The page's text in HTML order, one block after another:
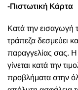
-Πιστωτική Κάρτα
Κατά την εισαγωγή
τράπεζα δεσμεύει
παραγγελίας σας.
γίνεται κατά την
προβλήματα στην